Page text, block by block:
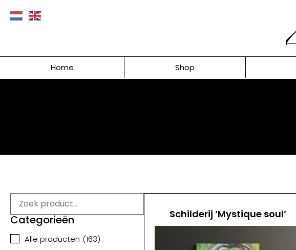
Home Shop
Categorieën
Alle producten (163)
Schilderij ‘Mystique soul’